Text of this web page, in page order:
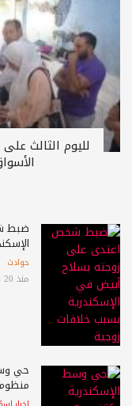
لليوم الثالث
ضبط
حوادث
منذ 20 ساعة
حي